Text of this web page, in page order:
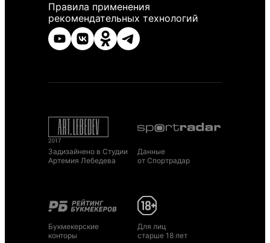
Правила применения
рекомендательных технологий
Задизайнено в Студии
Артемия Лебедева
Данные
от Спортрадар
Букмекерские
конторы
Для лиц
старше 18 лет